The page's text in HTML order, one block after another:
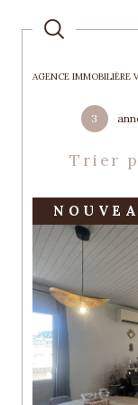
AGENCE IMMOBILIÈRE
3
Trier